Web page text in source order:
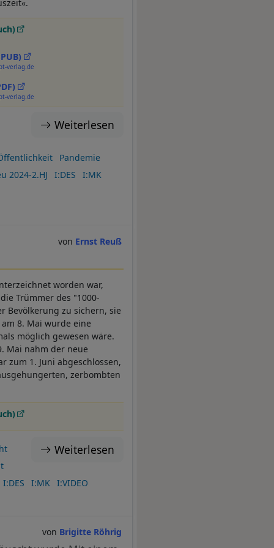
verlag.de
verlag.de
Weiterlesen
Pandemie
2024-2.HJ I:DES
I:MK
Ernst Reuß
worden war,
Trümmer des "1000-
Bevölkerung zu sichern, sie
8. Mai wurde eine
möglich gewesen wäre.
Mai nahm der neue
zum 1. Juni abgeschlossen,
zerbombten
Weiterlesen
I:DES I:MK I:VIDEO
Brigitte Röhrig